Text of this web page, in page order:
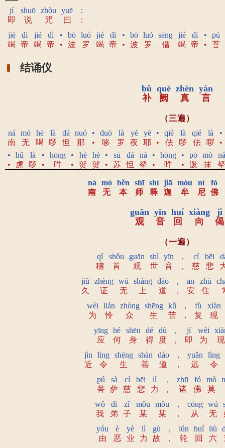
jí
即
shuō
说
zhòu
咒
yuē
曰
：
：
jié
竭
dì
帝
jié
竭
dì
帝
•
•
bō
波
luó
罗
jié
竭
dì
帝
•
•
bō
波
luó
罗
sēnɡ
僧
jié
竭
dì
帝
•
•
pú
菩
结诵仪
bǔ
补
quē
阙
zhēn
真
yán
言
（三遍）
ná
南
mó
无
hē
喝
là
啰
dá
怛
nuó
那
•
•
duō
哆
là
罗
yè
夜
yē
耶
•
•
qié
佉
là
啰
qié
佉
là
啰
•
•
•
•
hǔ
虎
là
啰
•
•
hōng
吽
•
•
hè
贺
hè
贺
•
•
sū
苏
dá
怛
ná
拏
•
•
hōng
吽
•
•
pō
泼
mò
抹
ná
拏
ná
南
mó
无
běn
本
shī
师
shì
释
jiā
迦
móu
牟
ní
尼
fó
佛
guān
观
yīn
音
huí
回
xiàng
向
jì
偈
（一遍）
qǐ
稽
shǒu
首
guān
观
shì
世
yīn
音
，
，
cí
慈
bēi
悲
jiǔ
久
zhèng
证
wú
无
shàng
上
dào
道
，
，
ān
安
zhù
住
wèi
为
lián
怜
zhòng
众
shēng
生
kǔ
苦
，
，
fù
复
xiàn
现
yīng
应
hé
何
shēn
身
dé
得
dù
度
，
，
jí
即
wèi
为
现
jìn
近
lìng
令
shēng
生
shàn
善
dào
道
，
，
yuǎn
远
lìng
令
pú
菩
sà
萨
cí
慈
bēi
悲
lì
力
，
，
zhū
诸
fó
佛
mò
莫
wǒ
我
dì
弟
zǐ
子
mǒu
某
mǒu
某
，
，
cóng
从
wú
无
yóu
由
è
恶
yè
业
lì
力
gù
故
，
，
lún
轮
huí
回
liù
六